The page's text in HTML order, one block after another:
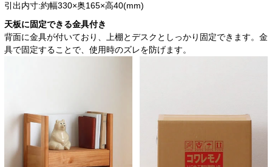
引出内寸:約幅330×奥165×高40(mm)
天板に固定できる金具付き
背面に金具が付いており、上棚とデスクとしっかり固定できます。金
具で固定することで、使用時のズレを防げます。